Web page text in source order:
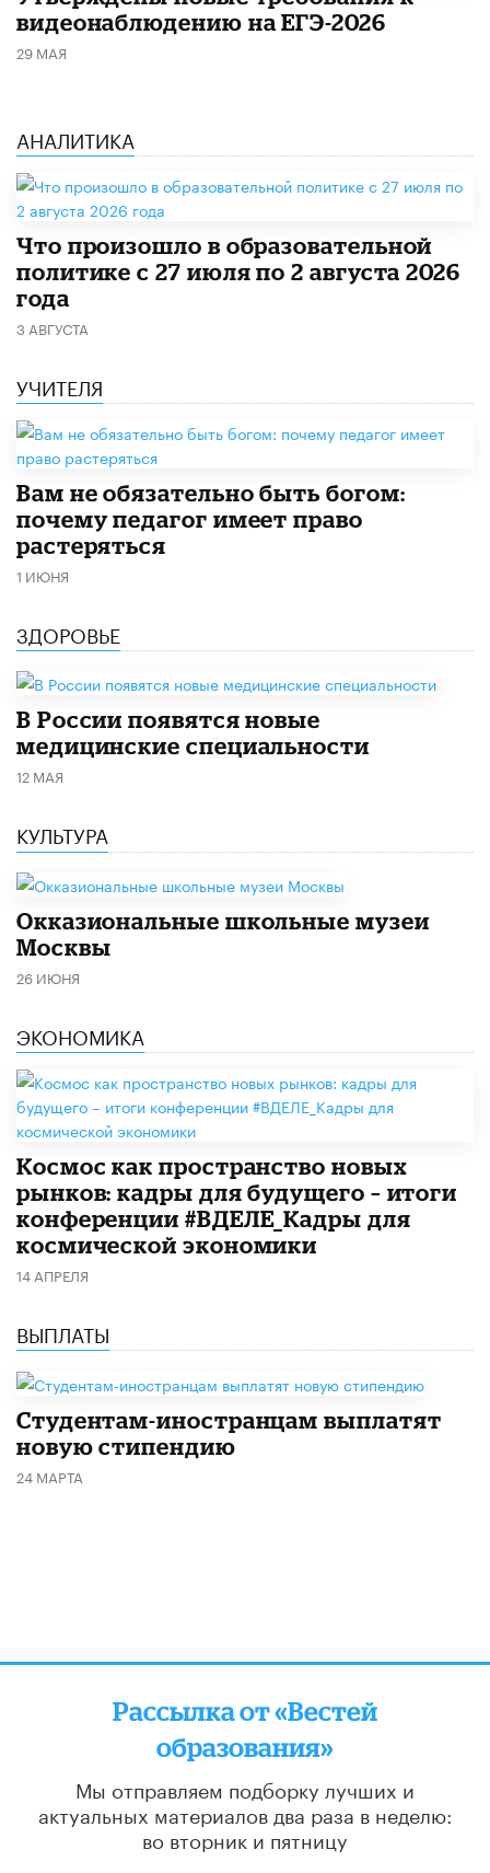
видеонаблюдению на ЕГЭ-2026
29 МАЯ
АНАЛИТИКА
​Что произошло в образовательной
политике с 27 июля по 2 августа 2026
года
3 АВГУСТА
УЧИТЕЛЯ
​Вам не обязательно быть богом:
почему педагог имеет право
растеряться
1 ИЮНЯ
ЗДОРОВЬЕ
В России появятся новые
медицинские специальности
12 МАЯ
КУЛЬТУРА
​Окказиональные школьные музеи
Москвы
26 ИЮНЯ
ЭКОНОМИКА
Космос как пространство новых
рынков: кадры для будущего – итоги
конференции #ВДЕЛЕ_Кадры для
космической экономики
14 АПРЕЛЯ
ВЫПЛАТЫ
Студентам-иностранцам выплатят
новую стипендию
24 МАРТА
Рассылка от «Вестей
образования»
Мы отправляем подборку лучших и
актуальных материалов два раза в неделю:
во вторник и пятницу